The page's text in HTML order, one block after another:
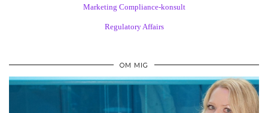
Marketing Compliance-konsult
Regulatory Affairs
OM MIG